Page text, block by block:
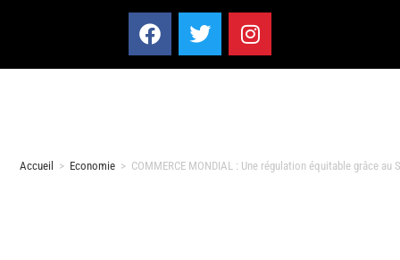
Accueil > Economie > COMMERCE MONDIAL : Une régulation équitable grâce